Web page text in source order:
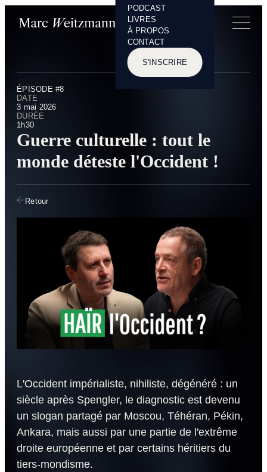
PODCAST
LIVRES
À PROPOS
CONTACT
S'INSCRIRE
ÉPISODE #8
DATE
3 mai 2026
DURÉE
1h30
Guerre culturelle : tout le
monde déteste l'Occident !
Retour
L'Occident impérialiste, nihiliste, dégénéré : un
siècle après Spengler, le diagnostic est devenu
un slogan partagé par Moscou, Téhéran, Pékin,
Ankara, mais aussi par une partie de l'extrême
droite européenne et par certains héritiers du
tiers-mondisme.